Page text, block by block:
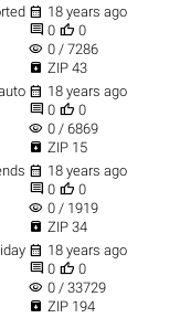
 18 years ago
 0  0
visibility 0 / 7286
 ZIP 43
 18 years ago
 0  0
visibility 0 / 6869
 ZIP 15
 18 years ago
 0  0
visibility 0 / 1919
 ZIP 34
 18 years ago
 0  0
visibility 0 / 33729
 ZIP 194